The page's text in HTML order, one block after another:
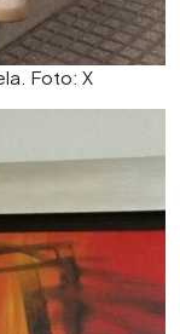
Foto: X